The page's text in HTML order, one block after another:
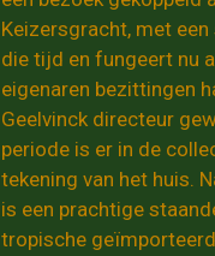
Keizersgracht, met
die tijd en fungeert nu
eigenaren bezittingen
Geelvinck directeur
periode is er in de
tekening van het huis.
is een prachtige
tropische